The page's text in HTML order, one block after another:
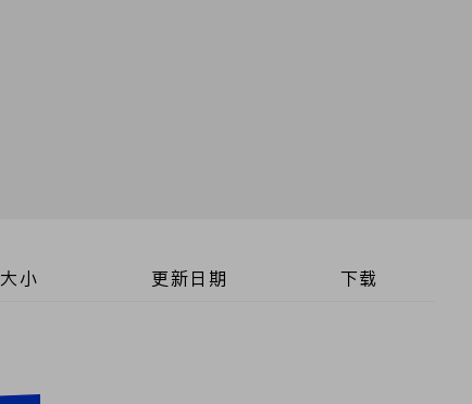
大小 更新日期 下载